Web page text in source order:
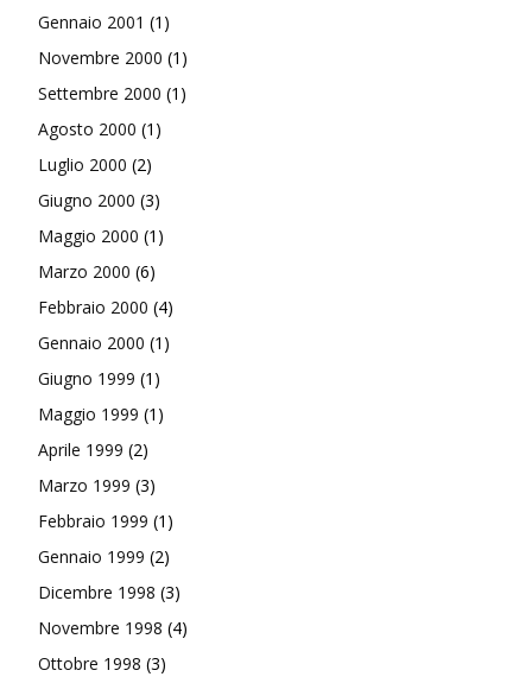
Gennaio 2001 (1)
Novembre 2000 (1)
Settembre 2000 (1)
Agosto 2000 (1)
Luglio 2000 (2)
Giugno 2000 (3)
Maggio 2000 (1)
Marzo 2000 (6)
Febbraio 2000 (4)
Gennaio 2000 (1)
Giugno 1999 (1)
Maggio 1999 (1)
Aprile 1999 (2)
Marzo 1999 (3)
Febbraio 1999 (1)
Gennaio 1999 (2)
Dicembre 1998 (3)
Novembre 1998 (4)
Ottobre 1998 (3)